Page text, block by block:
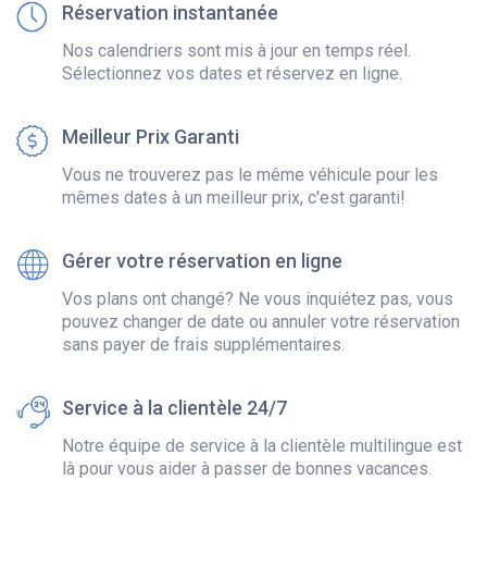
Réservation instantanée
Nos calendriers sont mis à jour en temps réel.
Sélectionnez vos dates et réservez en ligne.
Meilleur Prix Garanti
Vous ne trouverez pas le même véhicule pour les
mêmes dates à un meilleur prix, c'est garanti!
Gérer votre réservation en ligne
Vos plans ont changé? Ne vous inquiétez pas, vous
pouvez changer de date ou annuler votre réservation
sans payer de frais supplémentaires.
Service à la clientèle 24/7
Notre équipe de service à la clientèle multilingue est
là pour vous aider à passer de bonnes vacances.